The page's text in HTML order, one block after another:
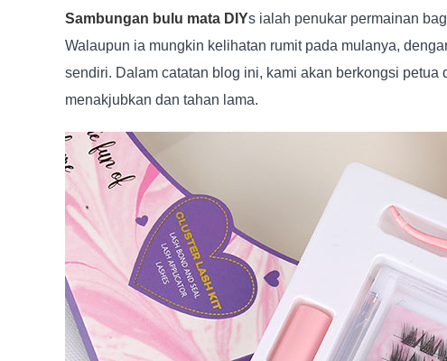
Sambungan bulu mata DIYs ialah penukar permainan
Walaupun ia mungkin kelihatan rumit pada mulanya,
sendiri. Dalam catatan blog ini, kami akan berkongsi
menakjubkan dan tahan lama.